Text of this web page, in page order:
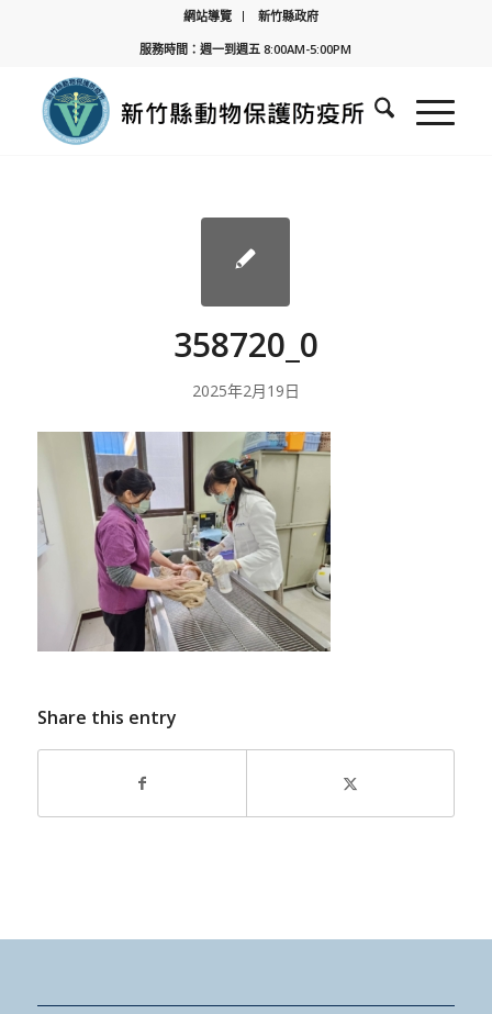
網站導覽
新竹縣政府
服務時間：週一到週五 8:00AM-5:00PM
358720_0
2025年2月19日
Share this entry